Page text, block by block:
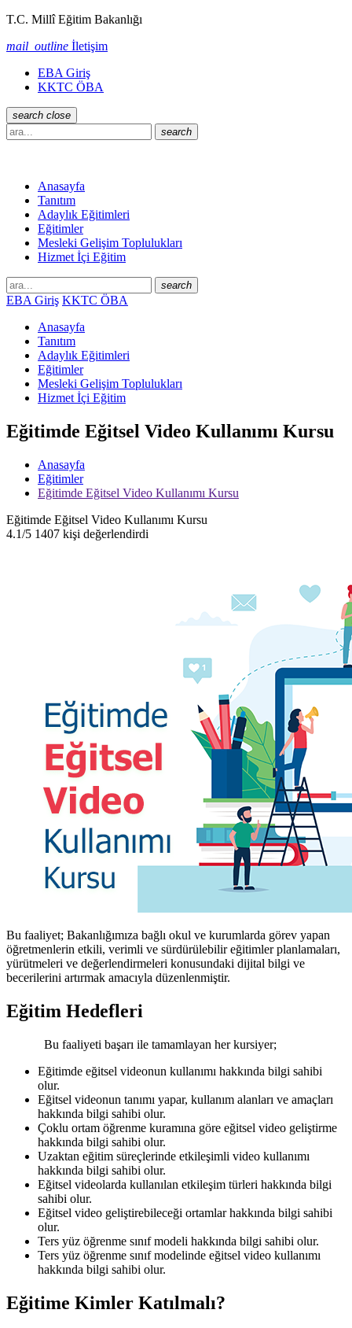
T.C. Millî Eğitim Bakanlığı
mail_outline İletişim
EBA Giriş
KKTC ÖBA
search close
search
Anasayfa
Tanıtım
Adaylık Eğitimleri
Eğitimler
Mesleki Gelişim Toplulukları
Hizmet İçi Eğitim
search
EBA Giriş KKTC ÖBA
Anasayfa
Tanıtım
Adaylık Eğitimleri
Eğitimler
Mesleki Gelişim Toplulukları
Hizmet İçi Eğitim
Eğitimde Eğitsel Video Kullanımı Kursu
Anasayfa
Eğitimler
Eğitimde Eğitsel Video Kullanımı Kursu
Eğitimde Eğitsel Video Kullanımı Kursu
4.1/5 1407 kişi değerlendirdi
Bu faaliyet; Bakanlığımıza bağlı okul ve kurumlarda görev yapan
öğretmenlerin etkili, verimli ve sürdürülebilir eğitimler planlamaları,
yürütmeleri ve değerlendirmeleri konusundaki dijital bilgi ve
becerilerini artırmak amacıyla düzenlenmiştir.
Eğitim Hedefleri
Bu faaliyeti başarı ile tamamlayan her kursiyer;
Eğitimde eğitsel videonun kullanımı hakkında bilgi sahibi
olur.
Eğitsel videonun tanımı yapar, kullanım alanları ve amaçları
hakkında bilgi sahibi olur.
Çoklu ortam öğrenme kuramına göre eğitsel video geliştirme
hakkında bilgi sahibi olur.
Uzaktan eğitim süreçlerinde etkileşimli video kullanımı
hakkında bilgi sahibi olur.
Eğitsel videolarda kullanılan etkileşim türleri hakkında bilgi
sahibi olur.
Eğitsel video geliştirebileceği ortamlar hakkında bilgi sahibi
olur.
Ters yüz öğrenme sınıf modeli hakkında bilgi sahibi olur.
Ters yüz öğrenme sınıf modelinde eğitsel video kullanımı
hakkında bilgi sahibi olur.
Eğitime Kimler Katılmalı?